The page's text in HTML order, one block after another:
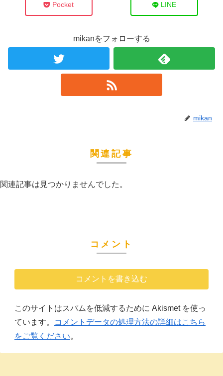
Pocket LINE
mikanをフォローする
mikan
関連記事
関連記事は見つかりませんでした。
コメント
コメントを書き込む
このサイトはスパムを低減するために Akismet を使っ
ています。
コメントデータの処理方法の詳細はこちら
をご覧ください。